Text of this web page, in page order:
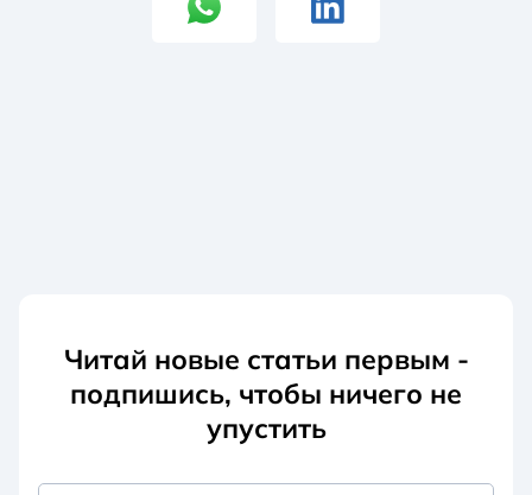
Читай новые статьи первым -
подпишись, чтобы ничего не
упустить